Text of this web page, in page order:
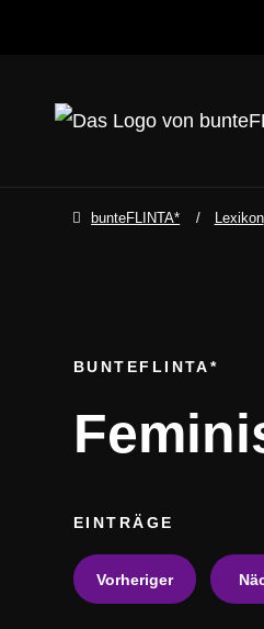
zum Inhalt springen
bunteFLINTA* Lexikon
BUNTEFLINTA*
EINTRÄGE
Vorheriger